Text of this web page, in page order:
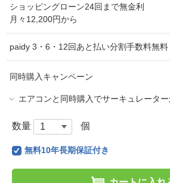
ショッピングローン24回まで無金利
月々12,200円から
paidy 3・6・12回あと払い分割手数料無料
同時購入キャンペーン
エアコンと同時購入でサーキュレータ
数量 個
無料10年長期保証付き